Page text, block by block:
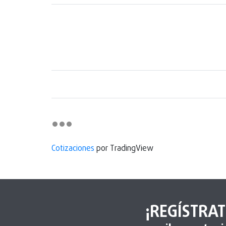
Cotizaciones por TradingView